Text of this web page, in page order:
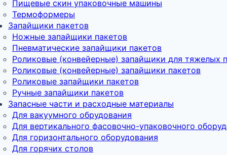
Пищевые скин упаковочные машины
Термоформеры
Запайщики пакетов
Ножные запайщики пакетов
Пневматические запайщики пакетов
Роликовые (конвейерные) запайщики для тяжелых
Роликовые (конвейерные) запайщики пакетов
Роликовые запайщики пакетов
Ручные запайщики пакетов
Запасные части и расходные материалы
Для вакуумного обрудования
Для вертикального фасовочно-упаковочного
Для горизонтального оборудования
Для горячих столов